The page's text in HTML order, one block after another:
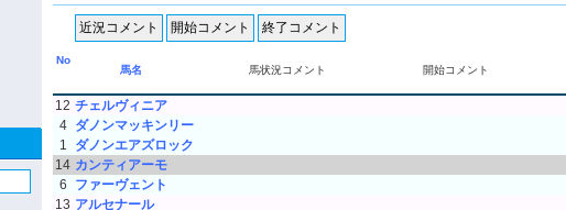
No
馬名
馬状況コメント 開始コメント
12 チェルヴィニア
4
ダノンマッキンリー
1
ダノンエアズロック
14 カンティアーモ
6
ファーヴェント
13 アルセナール